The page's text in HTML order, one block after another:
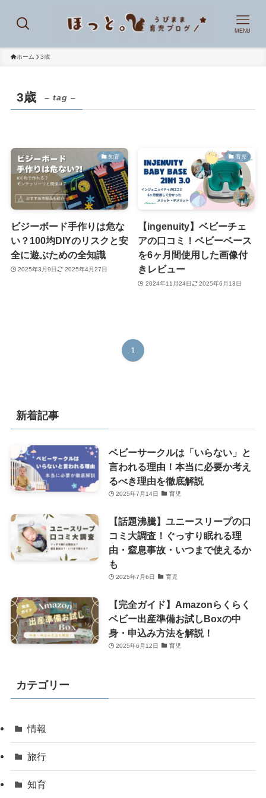
MENU
ホーム 3歳
3歳 – tag –
知育
ビジーボード手作りは危な
い？100均DIYのリスクと安
全に遊ぶための全知識
2025年3月9日 2025年4月27日
育児
【ingenuity】ベビーチェ
アの口コミ！ベビーベース
を6ヶ月間使用した画像付
きレビュー
2024年11月24日 2025年6月13日
1
新着記事
ベビーサークルは「いらない」と
言われる理由！本当に必要か考え
るべき理由を徹底解説
2025年7月14日 育児
【話題沸騰】ユニースリープの口
コミ大調査！ぐっすり眠れる理
由・窒息事故・いつまで使えるか
も
2025年7月6日 育児
【完全ガイド】Amazonらくらく
ベビー出産準備お試しBoxの中
身・申込み方法を解説！
2025年6月12日 育児
カテゴリー
情報
旅行
知育